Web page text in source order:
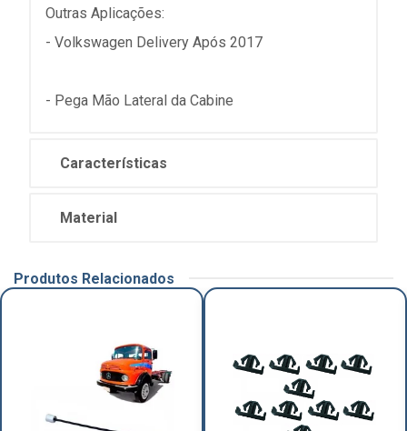
Outras Aplicações:
- Volkswagen Delivery Após 2017
- Pega Mão Lateral da Cabine
Características
Material
Produtos Relacionados